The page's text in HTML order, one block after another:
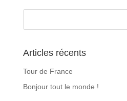
Articles récents
Tour de France
Bonjour tout le monde !